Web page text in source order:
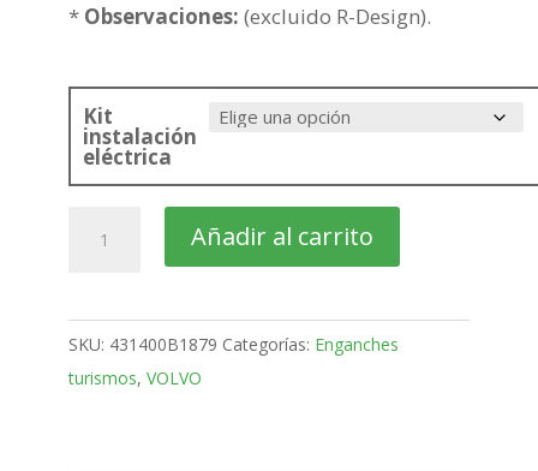
* Observaciones: (excluido R-Design).
Kit
instalación
eléctrica
Puertas
Bola
desmontable
Añadir al carrito
SKU: 431400B1879 Categorías: Enganches
turismos, VOLVO